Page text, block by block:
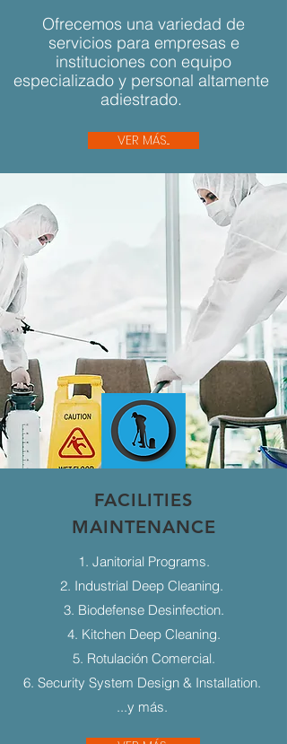
Ofrecemos una variedad de
servicios para empresas e
instituciones con equipo
especializado y personal altamente
adiestrado.
VER MÁS...
FACILITIES
MAINTENANCE
1. Janitorial Programs.
2. Industrial Deep Cleaning.
3. Biodefense Desinfection.
4. Kitchen Deep Cleaning.
5. Rotulación Comercial.
6. Security System Design & Installation.
...y más.